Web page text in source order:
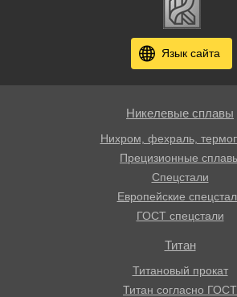
Язык сайта
Никелевые сплавы
Нихром, фехраль,
Прецизионные
Спецстали
Европейские
ГОСТ спецстали
Титан
Титановый прокат
Титан согласно ГОСТ